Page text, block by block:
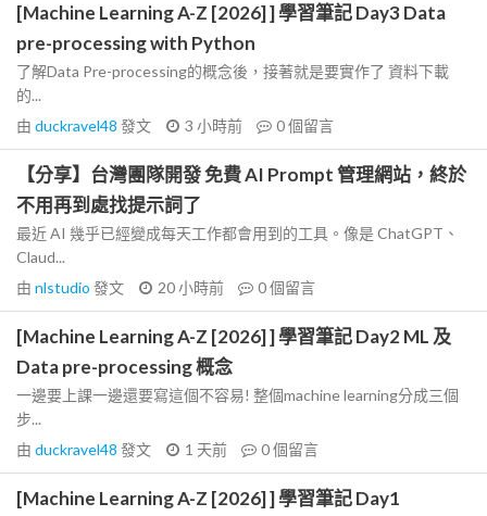
[Machine Learning A-Z [2026] ] 學習筆記 Day3 Data
pre-processing with Python
了解Data Pre-processing的概念後，接著就是要實作了 資料下載
的...
由 duckravel48 發文 3 小時前 0個留言
【分享】台灣團隊開發 免費 AI Prompt 管理網站，終於
不用再到處找提示詞了
最近 AI 幾乎已經變成每天工作都會用到的工具。像是 ChatGPT、
Claud...
由 nlstudio 發文 20 小時前 0個留言
[Machine Learning A-Z [2026] ] 學習筆記 Day2 ML 及
Data pre-processing 概念
一邊要上課一邊還要寫這個不容易! 整個machine learning分成三個
步...
由 duckravel48 發文 1 天前 0個留言
[Machine Learning A-Z [2026] ] 學習筆記 Day1